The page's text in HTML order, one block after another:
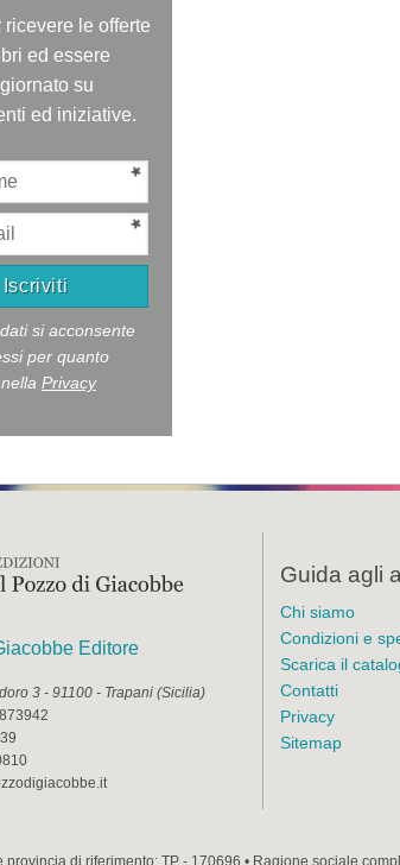
ricevere le offerte
ed essere
su
ed iniziative.
si acconsente
per quanto
Privacy
Editore
3 - 91100 - Trapani (Sicilia)
Guida agli
Chi siamo
Condizioni e
Scarica il
Contatti
Privacy
Sitemap